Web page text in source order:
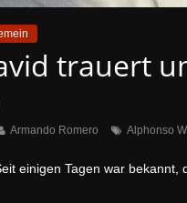
trauert
Armando Romero Alphonso
einigen Tagen war